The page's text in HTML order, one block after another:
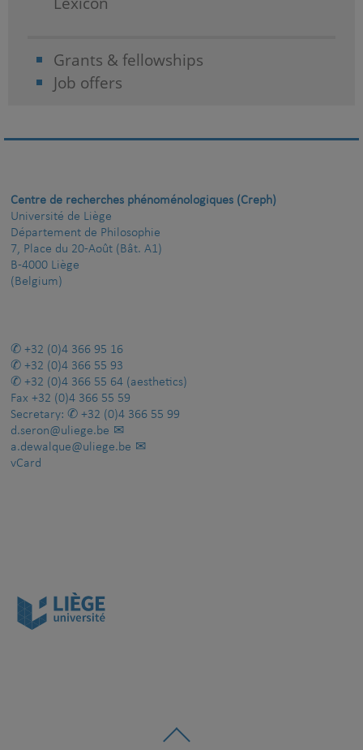
Grants & fellowships
Job offers
Centre de recherches phénoménologiques (Creph)
Université de Liège
Département de Philosophie
7, Place du 20-Août (Bât. A1)
B-4000 Liège
(Belgium)
+32 (0)4 366 95 16
+32 (0)4 366 55 93
+32 (0)4 366 55 64 (aesthetics)
Fax +32 (0)4 366 55 59
Secretary:
+32 (0)4 366 55 99
d.seron@uliege.be
a.dewalque@uliege.be
vCard